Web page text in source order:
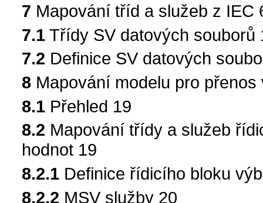
7 Mapování tříd a služeb z IEC
7.1 Třídy SV datových souborů
7.2 Definice SV datových
8 Mapování modelu pro
8.1 Přehled 19
8.2 Mapování třídy a služeb
hodnot 19
8.2.1 Definice řídicího bloku
8.2.2 MSV služby 20